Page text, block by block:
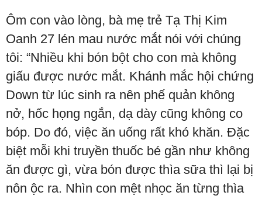
Ôm con vào lòng, bà mẹ trẻ Tạ Thị Kim
Oanh 27 lén mau nước mắt nói với chúng
tôi: “Nhiều khi bón bột cho con mà không
giấu được nước mắt. Khánh mắc hội chứng
Down từ lúc sinh ra nên phế quản không
nở, hốc họng ngắn, dạ dày cũng không co
bóp. Do đó, việc ăn uống rất khó khăn. Đặc
biệt mỗi khi truyền thuốc bé gần như không
ăn được gì, vừa bón được thìa sữa thì lại bị
nôn ộc ra. Nhìn con mệt nhọc ăn từng thìa